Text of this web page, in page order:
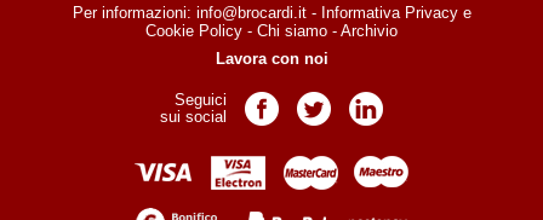
Per informazioni: info@brocardi.it- Informativa Privacye
Cookie Policy - Chi siamo - Archivio
Lavora con noi
Seguici
sui social
Pagina Facebook
Pagina TwitterPagina LinkedIn